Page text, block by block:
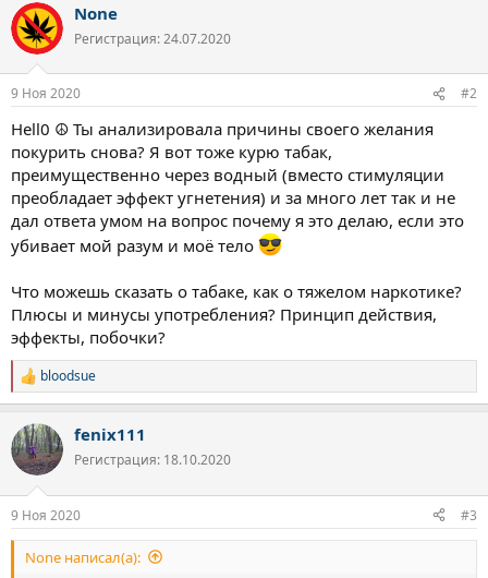
к
ц
и
None
Регистрация: 24.07.2020
9 Ноя 2020 #2
Hell0 ☮ Ты анализировала причины своего желания
покурить снова? Я вот тоже курю табак,
преимущественно через водный (вместо стимуляции
преобладает эффект угнетения) и за много лет так и не
дал ответа умом на вопрос почему я это делаю, если это
убивает мой разум и моё тело
Что можешь сказать о табаке, как о тяжелом наркотике?
Плюсы и минусы употребления? Принцип действия,
эффекты, побочки?
Р
е
к
ц
и
bloodsue
fenix111
Регистрация: 18.10.2020
9 Ноя 2020 #3
None написал(а):